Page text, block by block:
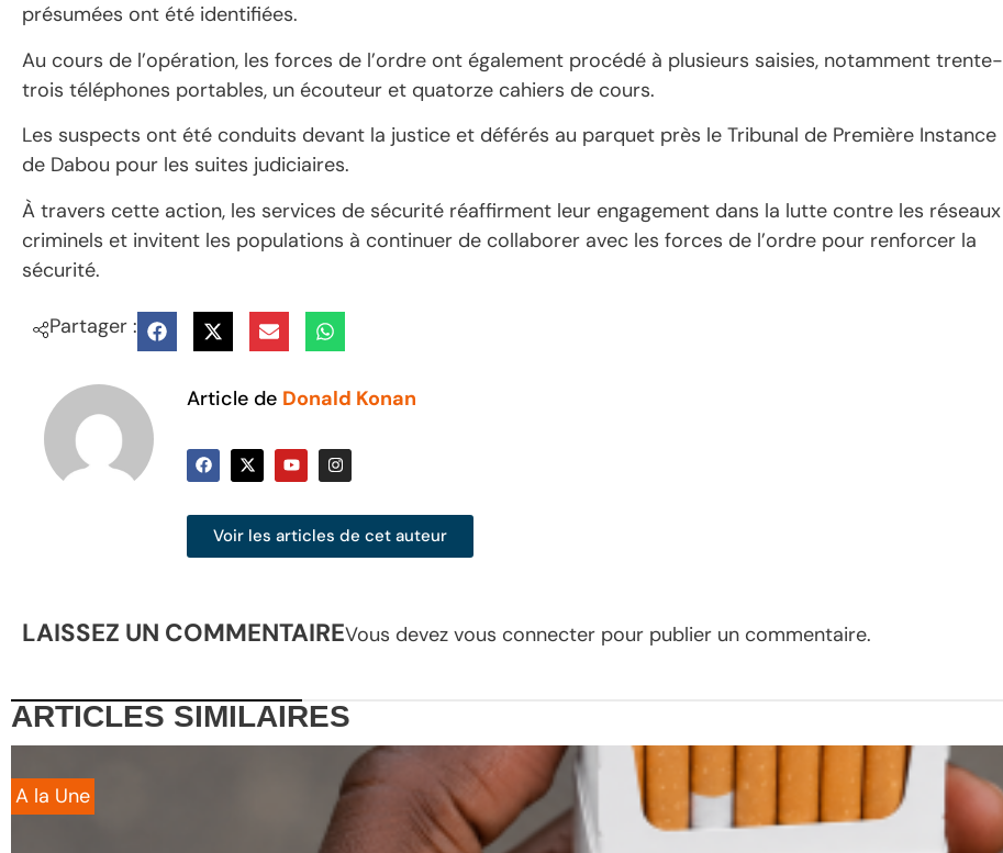
présumées ont été identifiées.
Au cours de l’opération, les forces de l’ordre ont également procédé à plusieurs saisies, notamment trente-
trois téléphones portables, un écouteur et quatorze cahiers de cours.
Les suspects ont été conduits devant la justice et déférés au parquet près le Tribunal de Première Instance
de Dabou pour les suites judiciaires.
À travers cette action, les services de sécurité réaffirment leur engagement dans la lutte contre les réseaux
criminels et invitent les populations à continuer de collaborer avec les forces de l’ordre pour renforcer la
sécurité.
Partager :
Article de Donald Konan
Voir les articles de cet auteur
LAISSEZ UN COMMENTAIREVous devez vous connecter pour publier un commentaire.
ARTICLES SIMILAIRES
A la Une